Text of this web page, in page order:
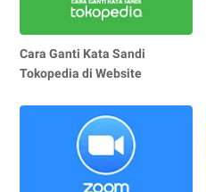
Cara Ganti Kata Sandi
Tokopedia di Website